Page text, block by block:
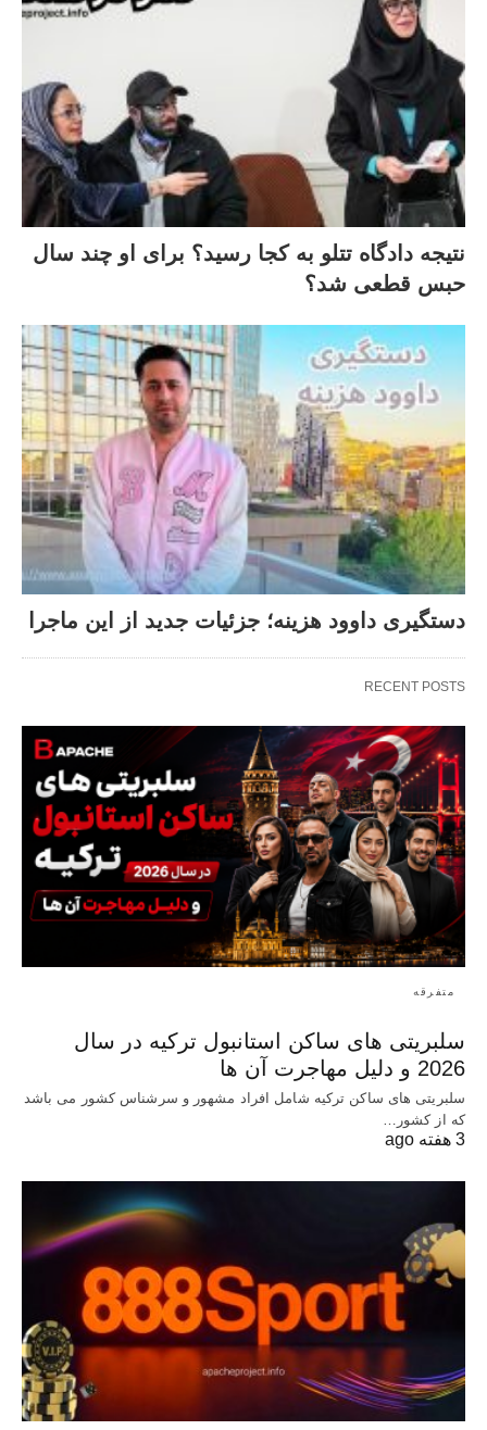
نتیجه دادگاه تتلو به کجا رسید؟ برای او چند سال
حبس قطعی شد؟
دستگیری داوود هزینه؛ جزئیات جدید از این ماجرا
RECENT POSTS
متفرقه
سلبریتی های ساکن استانبول ترکیه در سال
2026 و دلیل مهاجرت آن ها
سلبریتی های ساکن ترکیه شامل افراد مشهور و سرشناس کشور می باشد
که از کشور…
3 هفته ago